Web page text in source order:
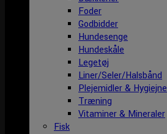
Foder
Godbidder
Hundesenge
Hundeskåle
Legetøj
Liner/Seler/Halsbånd
Plejemidler & Hygiejne
Træning
Vitaminer & Mineraler
Fisk